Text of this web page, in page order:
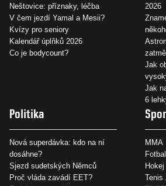
Neštovice: příznaky, léčba
V čem jezdí Yamal a Mesii?
Kvízy pro seniory
Kalendář úplňků 2026
Co je bodycount?
2026
Jak
Jak
6
Politika
Nová superdávka: kdo na ní
dosáhne?
Sjezd sudetských Němců
Proč vláda zavádí EET?
MMA
Tenis